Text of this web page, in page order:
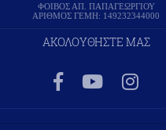
ΦΟΙΒΟΣ ΑΠ. ΠΑΠΑΓΕΩΡΓΙΟΥ
ΑΡΙΘΜΟΣ ΓΕΜΗ: 149232344000
ΑΚΟΛΟΥΘΗΣΤΕ ΜΑΣ